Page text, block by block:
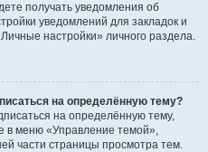
получать уведомления об
уведомлений для закладок и
настройки» личного раздела.
на определённую тему?
на определённую тему,
в меню «Управление темой»,
части страницы просмотра тем.